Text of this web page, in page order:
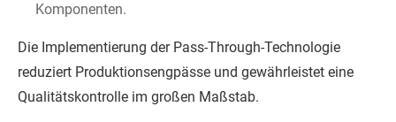
Komponenten.
Die Implementierung der Pass-Through-Technologie
reduziert Produktionsengpässe und gewährleistet eine
Qualitätskontrolle im großen Maßstab.